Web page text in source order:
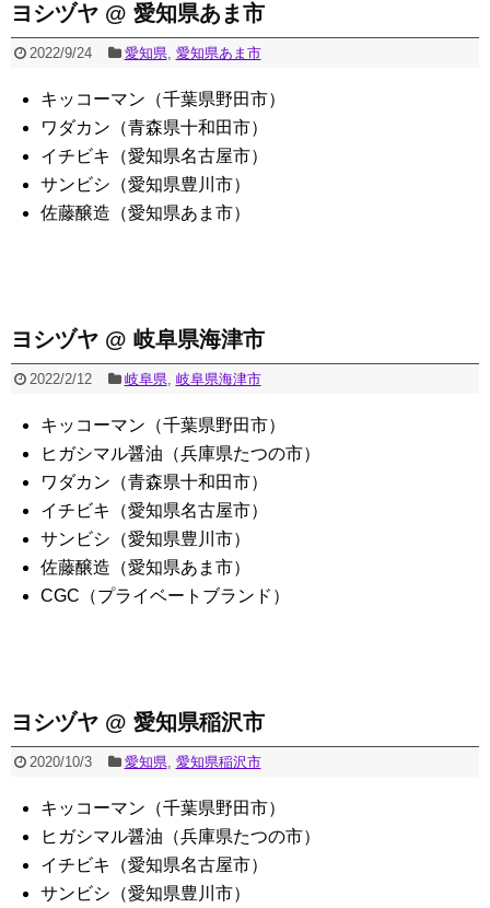
ヨシヅヤ @ 愛知県あま市
2022/9/24 愛知県, 愛知県あま市
キッコーマン（千葉県野田市）
ワダカン（青森県十和田市）
イチビキ（愛知県名古屋市）
サンビシ（愛知県豊川市）
佐藤醸造（愛知県あま市）
ヨシヅヤ @ 岐阜県海津市
2022/2/12 岐阜県, 岐阜県海津市
キッコーマン（千葉県野田市）
ヒガシマル醤油（兵庫県たつの市）
ワダカン（青森県十和田市）
イチビキ（愛知県名古屋市）
サンビシ（愛知県豊川市）
佐藤醸造（愛知県あま市）
CGC（プライベートブランド）
ヨシヅヤ @ 愛知県稲沢市
2020/10/3 愛知県, 愛知県稲沢市
キッコーマン（千葉県野田市）
ヒガシマル醤油（兵庫県たつの市）
イチビキ（愛知県名古屋市）
サンビシ（愛知県豊川市）